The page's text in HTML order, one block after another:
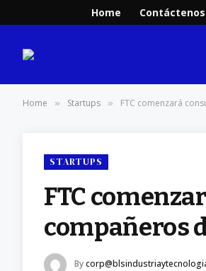
Home Contáctenos
Home » Startups » FTC comenzará
STARTUPS
FTC
compañeros
By